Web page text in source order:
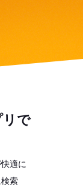
リで
適に
索